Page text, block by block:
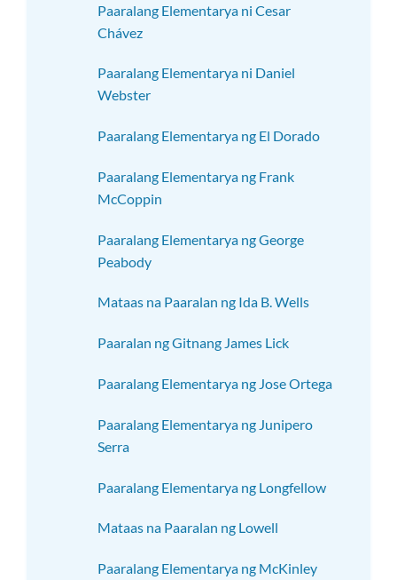
Paaralang Elementarya ni Cesar
Chávez
Paaralang Elementarya ni Daniel
Webster
Paaralang Elementarya ng El Dorado
Paaralang Elementarya ng Frank
McCoppin
Paaralang Elementarya ng George
Peabody
Mataas na Paaralan ng Ida B. Wells
Paaralan ng Gitnang James Lick
Paaralang Elementarya ng Jose Ortega
Paaralang Elementarya ng Junipero
Serra
Paaralang Elementarya ng Longfellow
Mataas na Paaralan ng Lowell
Paaralang Elementarya ng McKinley